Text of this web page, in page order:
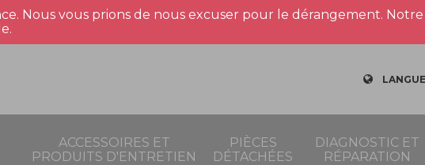
Nous vous prions de nous excuser pour le dérangement.
ACCESSOIRES ET
PRODUITS D'ENTRETIEN
PIÈCES
DÉTACHÉES
DIAGNOSTIC ET
RÉPARATION